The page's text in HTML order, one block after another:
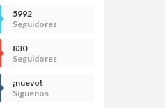
5992
Seguidores
830
Seguidores
¡nuevo!
Síguenos